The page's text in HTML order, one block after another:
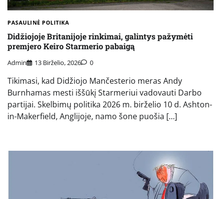
PASAULINĖ POLITIKA
Didžiojoje Britanijoje rinkimai, galintys pažymėti
premjero Keiro Starmerio pabaigą
Admin 13 Birželio, 2026 0
Tikimasi, kad Didžiojo Mančesterio meras Andy
Burnhamas mesti iššūkį Starmeriui vadovauti Darbo
partijai. Skelbimų politika 2026 m. birželio 10 d. Ashton-
in-Makerfield, Anglijoje, namo šone puošia […]